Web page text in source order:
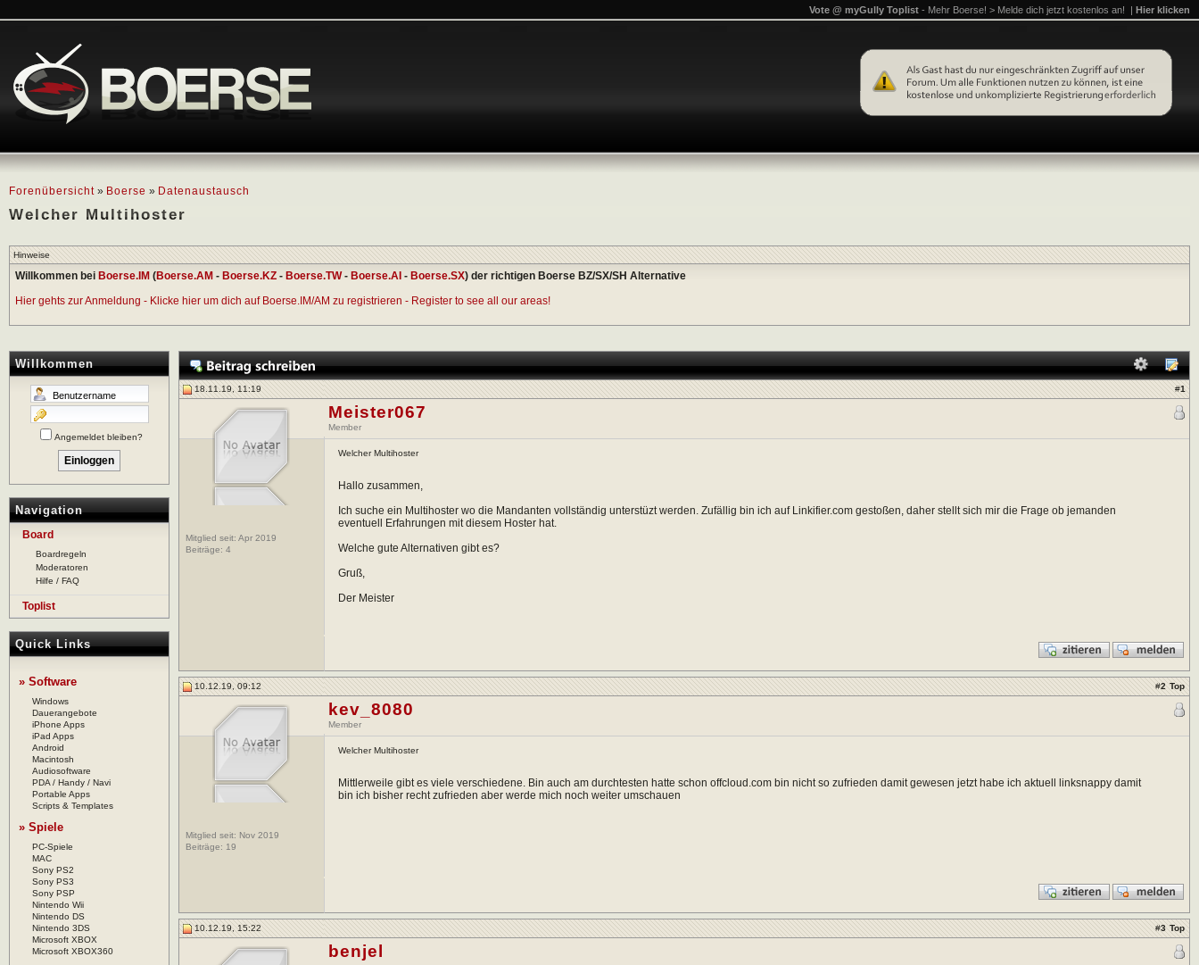
Forenübersicht » Boerse » Datenaustausch
Welcher Multihoster
Vote @ myGully Toplist - Mehr Boerse! > Melde dich jetzt kostenlos an! | Hier klicken
Hinweise
Willkommen bei Boerse.IM (Boerse.AM - Boerse.KZ - Boerse.TW- Boerse.AI - Boerse.SX) der richtigen Boerse BZ/SX/SH Alternative
Hier gehts zur Anmeldung - Klicke hier um dich auf Boerse.IM/AM zu registrieren - Register to see all our areas!
Willkommen
Angemeldet bleiben?
Navigation
Board
Boardregeln
Moderatoren
Hilfe / FAQ
Toplist
Quick Links
» Software
Windows
Dauerangebote
iPhone Apps
iPad Apps
Android
Macintosh
Audiosoftware
PDA / Handy / Navi
Portable Apps
Scripts & Templates
» Spiele
PC-Spiele
MAC
Sony PS2
Sony PS3
Sony PSP
Nintendo Wii
Nintendo DS
Nintendo 3DS
Microsoft XBOX
Microsoft XBOX360
18.11.19, 11:19 #1
Mitglied seit: Apr 2019
Beiträge: 4
Meister067
Member
Welcher Multihoster
Hallo zusammen,
Ich suche ein Multihoster wo die Mandanten vollständig unterstüzt werden. Zufällig bin ich auf Linkifier.com gestoßen, daher stellt sich mir die Frage ob jemanden
eventuell Erfahrungen mit diesem Hoster hat.
Welche gute Alternativen gibt es?
Gruß,
Der Meister
10.12.19, 09:12 #2 Top
Mitglied seit: Nov 2019
Beiträge: 19
kev_8080
Member
Welcher Multihoster
Mittlerweile gibt es viele verschiedene. Bin auch am durchtesten hatte schon offcloud.com bin nicht so zufrieden damit gewesen jetzt habe ich aktuell linksnappy damit
bin ich bisher recht zufrieden aber werde mich noch weiter umschauen
10.12.19, 15:22 #3 Top
benjel